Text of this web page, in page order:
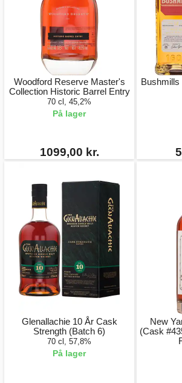
Woodford Reserve Master's
Collection Historic Barrel Entry
70 cl, 45,2%
På lager
1099,00 kr.
Glenallachie 10 År Cask
Strength (Batch 6)
70 cl, 57,8%
På lager
New
(Cask